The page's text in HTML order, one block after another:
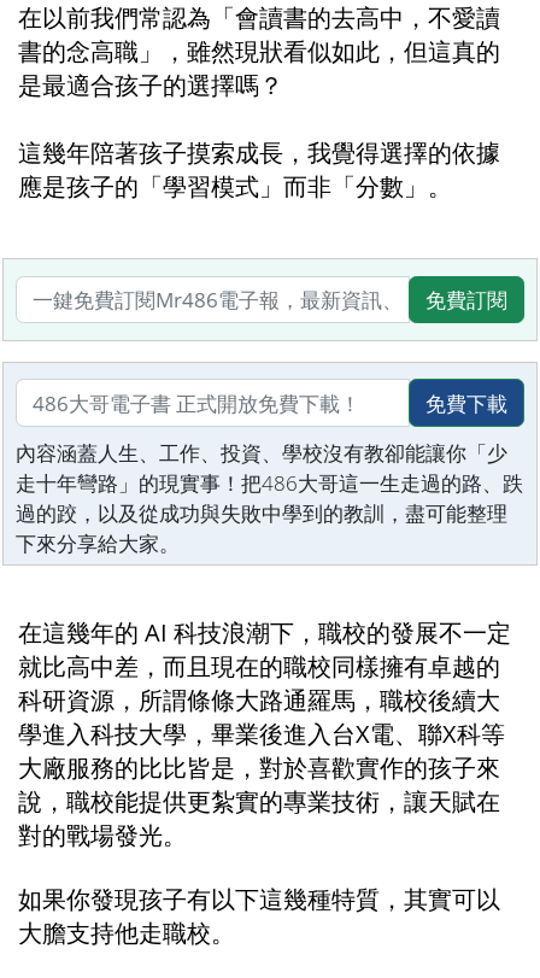
在以前我們常認為「會讀書的去高中，不愛讀
書的念高職」，雖然現狀看似如此，但這真的
是最適合孩子的選擇嗎？
這幾年陪著孩子摸索成長，我覺得選擇的依據
應是孩子的「學習模式」而非「分數」。
免費訂閱
免費下載
內容涵蓋人生、工作、投資、學校沒有教卻能讓你「少
走十年彎路」的現實事！把486大哥這一生走過的路、跌
過的跤，以及從成功與失敗中學到的教訓，盡可能整理
下來分享給大家。
在這幾年的 AI 科技浪潮下，職校的發展不一定
就比高中差，而且現在的職校同樣擁有卓越的
科研資源，所謂條條大路通羅馬，職校後續大
學進入科技大學，畢業後進入台X電、聯X科等
大廠服務的比比皆是，對於喜歡實作的孩子來
說，職校能提供更紮實的專業技術，讓天賦在
對的戰場發光。
如果你發現孩子有以下這幾種特質，其實可以
大膽支持他走職校。